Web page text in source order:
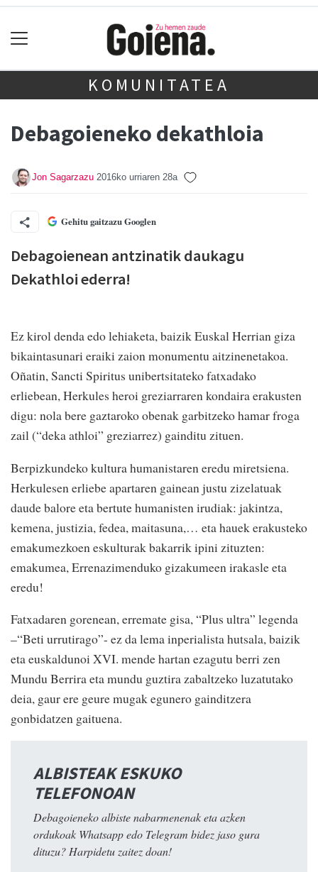
KOMUNITATEA
Debagoieneko dekathloia
Jon Sagarzazu 2016ko urriaren 28a
Gehitu gaitzazu Googlen
Debagoienean antzinatik daukagu
Dekathloi ederra!
Ez kirol denda edo lehiaketa, baizik Euskal Herrian giza
bikaintasunari eraiki zaion monumentu aitzinenetakoa.
Oñatin, Sancti Spiritus unibertsitateko fatxadako
erliebean, Herkules heroi greziarraren kondaira erakusten
digu: nola bere gaztaroko obenak garbitzeko hamar froga
zail (“deka athloi” greziarrez) gainditu zituen.
Berpizkundeko kultura humanistaren eredu miretsiena.
Herkulesen erliebe apartaren gainean justu zizelatuak
daude balore eta bertute humanisten irudiak: jakintza,
kemena, justizia, fedea, maitasuna,… eta hauek erakusteko
emakumezkoen eskulturak bakarrik ipini zituzten:
emakumea, Errenazimenduko gizakumeen irakasle eta
eredu!
Fatxadaren gorenean, erremate gisa, “Plus ultra” legenda
–“Beti urrutirago”- ez da lema inperialista hutsala, baizik
eta euskaldunoi XVI. mende hartan ezagutu berri zen
Mundu Berrira eta mundu guztira zabaltzeko luzatutako
deia, gaur ere geure mugak egunero gainditzera
gonbidatzen gaituena.
ALBISTEAK ESKUKO
TELEFONOAN
Debagoieneko albiste nabarmenenak eta azken
ordukoak Whatsapp edo Telegram bidez jaso gura
dituzu? Harpidetu zaitez doan!